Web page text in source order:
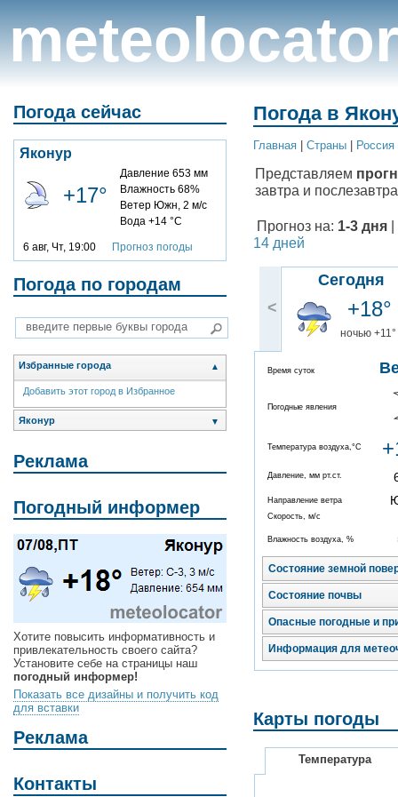
meteolocator
Погода сейчас
Яконур
+17°
Давление 653 мм
Влажность 68%
Ветер Южн, 2 м/с
Вода +14 °C
6 авг, Чт, 19:00 Прогноз погоды
Погода по городам
Избранные города ▲
Добавить этот город в Избранное
Яконур ▼
Реклама
Погодный информер
Хотите повысить информативность и
привлекательность своего сайта?
Установите себе на страницы наш
погодный информер!
Показать все дизайны и получить код
для вставки
Реклама
Контакты
Погода в
Главная Cтраны Россия
Представляем
завтра и
Прогноз на: 1-3 дня
14 дней
<
Сегодня
+18°
ночью +11°
Время суток
Погодные явления
Температура воздуха,°C
Давление, мм рт.ст.
Направление ветра
Скорость, м/с
Влажность воздуха, %
Состояние земной
Состояние почвы
Опасные погодные и
Информация для
Карты погоды
Температура